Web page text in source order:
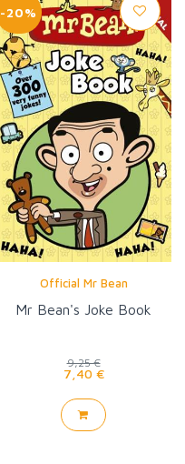
-20%
Official Mr Bean
Mr Bean's Joke Book
9,25 €
7,40 €